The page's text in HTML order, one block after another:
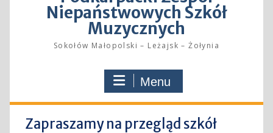
Niepaństwowych Szkół
Muzycznych
Sokołów Małopolski – Leżajsk – Żołynia
Menu
Zapraszamy na przegląd szkół